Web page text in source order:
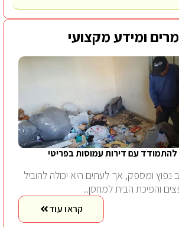
ומידע מקצועי
להתמודד עם דירות עמוסות בפריטי
נפוץ ומספק, אך לעתים היא יכולה להוביל
והפיכת הבית למחסן..
קראו עוד